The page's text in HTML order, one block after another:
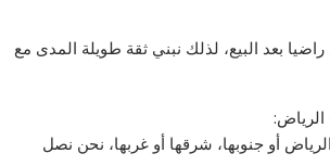
بعد البيع، لذلك نبني ثقة طويلة المدى مع
الرياض:
أو جنوبها، شرقها أو غربها، نحن نصل